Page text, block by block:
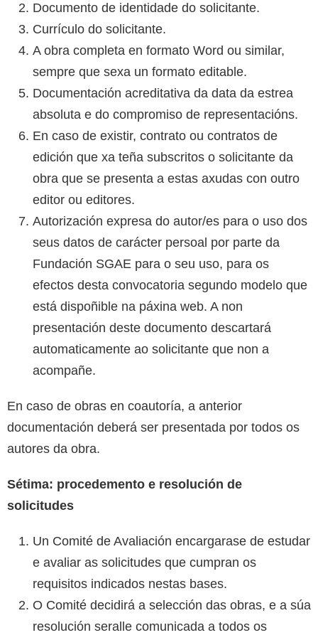
Documento de identidade do solicitante.
Currículo do solicitante.
A obra completa en formato Word ou similar,
sempre que sexa un formato editable.
Documentación acreditativa da data da estrea
absoluta e do compromiso de representacións.
En caso de existir, contrato ou contratos de
edición que xa teña subscritos o solicitante da
obra que se presenta a estas axudas con outro
editor ou editores.
Autorización expresa do autor/es para o uso dos
seus datos de carácter persoal por parte da
Fundación SGAE para o seu uso, para os
efectos desta convocatoria segundo modelo que
está dispoñible na páxina web. A non
presentación deste documento descartará
automaticamente ao solicitante que non a
acompañe.
En caso de obras en coautoría, a anterior
documentación deberá ser presentada por todos os
autores da obra.
Sétima: procedemento e resolución de
solicitudes
Un Comité de Avaliación encargarase de estudar
e avaliar as solicitudes que cumpran os
requisitos indicados nestas bases.
O Comité decidirá a selección das obras, e a súa
resolución seralle comunicada a todos os